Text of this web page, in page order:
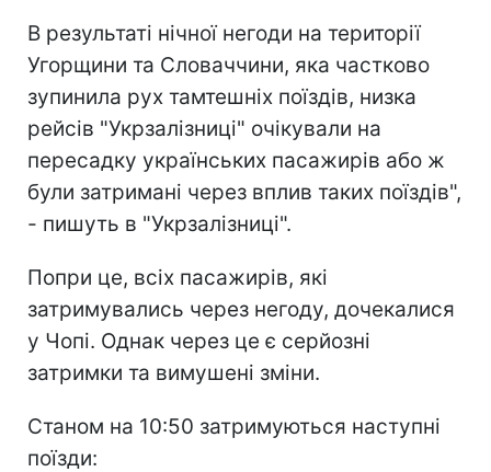
В результаті нічної негоди на території
Угорщини та Словаччини, яка частково
зупинила рух тамтешніх поїздів, низка
рейсів "Укрзалізниці" очікували на
пересадку українських пасажирів або ж
були затримані через вплив таких поїздів",
- пишуть в "Укрзалізниці".
Попри це, всіх пасажирів, які
затримувались через негоду, дочекалися
у Чопі. Однак через це є серйозні
затримки та вимушені зміни.
Станом на 10:50 затримуються наступні
поїзди: